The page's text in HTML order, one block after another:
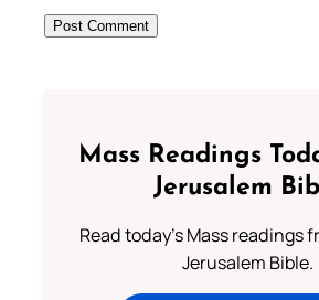
Mass Readings
Jerusalem
Read today's Mass readings
Jerusalem Bible.